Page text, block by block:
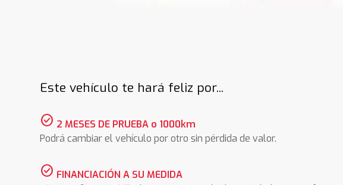
Este vehículo te hará feliz por...
check_circle 2 MESES DE PRUEBA o 1000km
Podrá cambiar el vehículo por otro sin pérdida de valor.
check_circle FINANCIACIÓN A SU MEDIDA